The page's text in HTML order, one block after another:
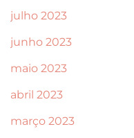
julho 2023
junho 2023
maio 2023
abril 2023
março 2023